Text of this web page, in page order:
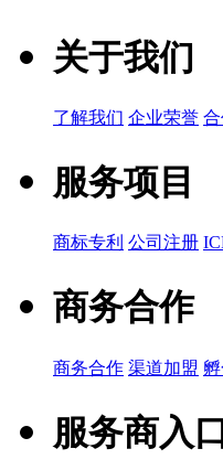
关于我们
了解我们 企业荣誉
服务项目
商标专利 公司注册
商务合作
商务合作 渠道加盟
服务商入